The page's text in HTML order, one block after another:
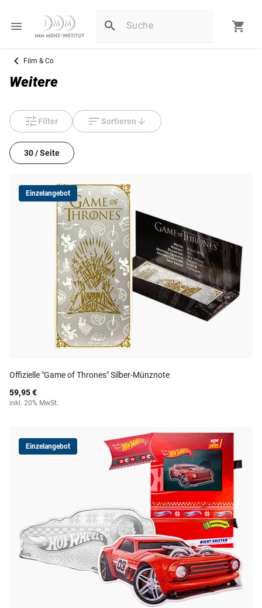
Film & Co
Weitere
Filter Sortieren
30 / Seite
Einzelangebot
Offizielle "Game of Thrones" Silber-Münznote
59,95 €
inkl. 20% MwSt.
Einzelangebot